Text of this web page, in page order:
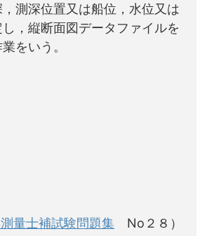
測深位置又は船位，水位又は
，縦断面図データファイルを
をいう。
量士補試験問題集 No２８）